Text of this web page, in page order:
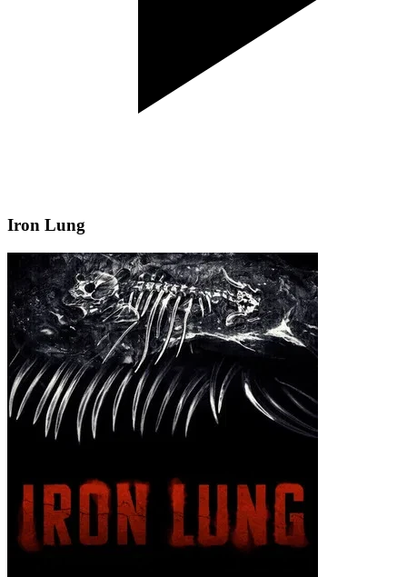
Iron Lung